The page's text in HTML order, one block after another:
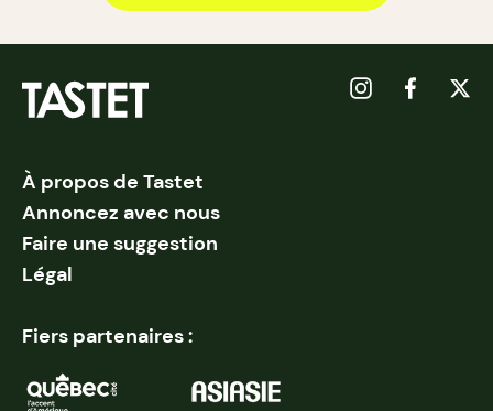
À propos de Tastet
Annoncez avec nous
Faire une suggestion
Légal
Fiers partenaires :